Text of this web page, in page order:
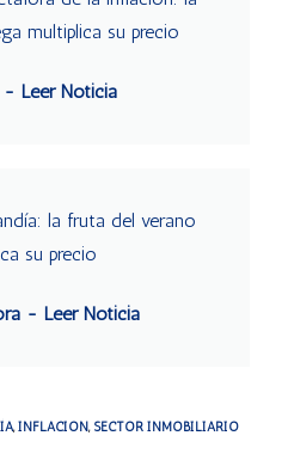
multiplica su precio
- Leer Noticia
la fruta del verano
su precio
- Leer Noticia
, INFLACION, SECTOR INMOBILIARIO